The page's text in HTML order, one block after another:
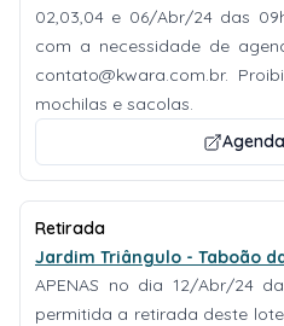
02,03,04 e 06/Abr/24 das
com a necessidade de
contato@kwara.com.br.
mochilas e sacolas.
Retirada
Jardim Triângulo - Taboão
APENAS no dia 12/Abr/24
permitida a retirada deste